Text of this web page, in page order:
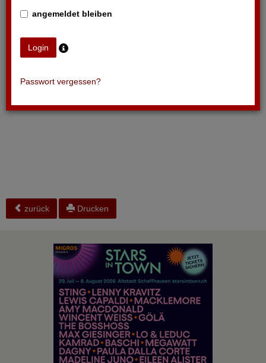
angemeldet bleiben
Passwort vergessen?
zurück Drucken